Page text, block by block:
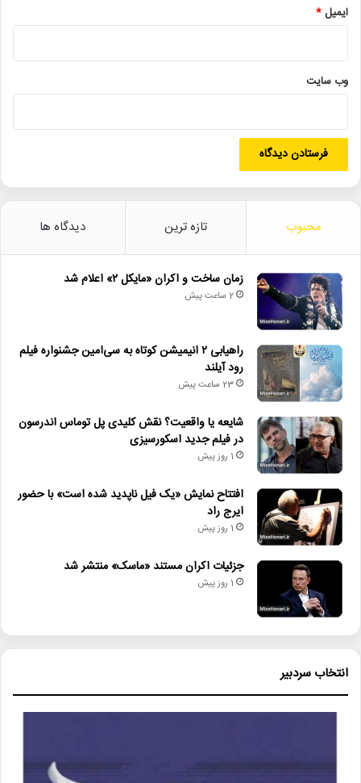
اسکورسیزی
• جزئیات اکران مستند «ماسک» منتشر شد
آدمبچه آمار فروش
تماشاخانه ایرانشهر
ناظرزاده‌ کرمانی‌
ایمیل*
وب‌ سایت
محبوب تازه ترین دیدگاه ها
زمان ساخت و اکران «مایکل ۲» اعلام شد
2 ساعت پیش
راهیابی ۲ انیمیشن کوتاه به سی‌امین جشنواره فیلم
رود آیلند
23 ساعت پیش
شایعه یا واقعیت؟ نقش کلیدی پل توماس اندرسون
در فیلم جدید اسکورسیزی
1 روز پیش
افتتاح نمایش «یک فیل ناپدید شده است» با حضور
ایرج راد
1 روز پیش
جزئیات اکران مستند «ماسک» منتشر شد
1 روز پیش
انتخاب سردبیر